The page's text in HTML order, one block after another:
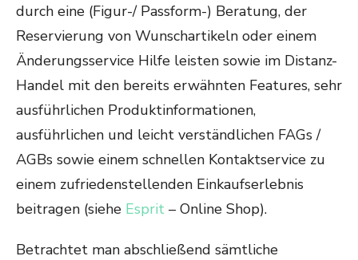
durch eine (Figur-/ Passform-) Beratung, der
Reservierung von Wunschartikeln oder einem
Änderungsservice Hilfe leisten sowie im Distanz-
Handel mit den bereits erwähnten Features, sehr
ausführlichen Produktinformationen,
ausführlichen und leicht verständlichen FAGs /
AGBs sowie einem schnellen Kontaktservice zu
einem zufriedenstellenden Einkaufserlebnis
beitragen (siehe Esprit – Online Shop).
Betrachtet man abschließend sämtliche